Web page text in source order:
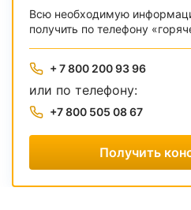
Всю необходимую
получить по телефону
+ 7 800 200 93 96
или по телефону:
+7 800 505 08 67
Получить